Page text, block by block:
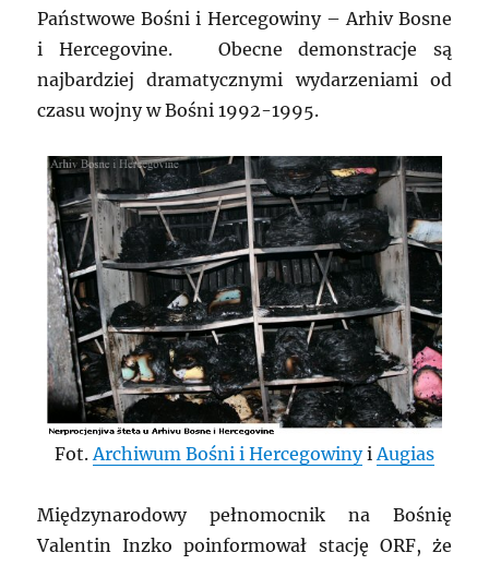
Państwowe Bośni i Hercegowiny – Arhiv Bosne
i Hercegovine. Obecne demonstracje są
najbardziej dramatycznymi wydarzeniami od
czasu wojny w Bośni 1992-1995.
Fot.Archiwum Bośni i HercegowinyiAugias
Międzynarodowy pełnomocnik na Bośnię
Valentin Inzko poinformował stację ORF, że